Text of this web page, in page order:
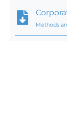
Methods